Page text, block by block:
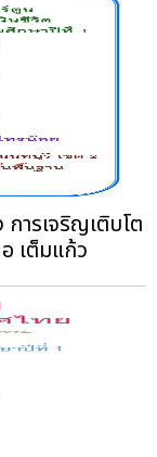
การเจริญเติบโต
เต็มแก้ว